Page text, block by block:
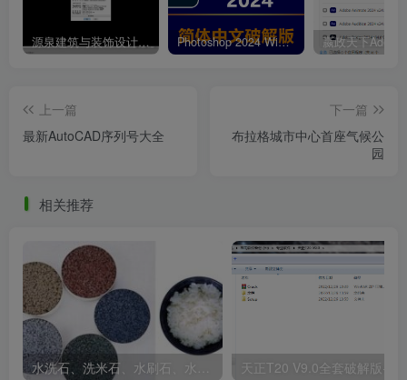
源泉建筑与装饰设计CAD插件工具箱（YQArch 6.7.4） Photoshop 2024 Win|Mac 简体中文破解版安装包下载及安装教程
上一篇
最新AutoCAD序列号大全
下一篇
布拉格城市中心首座气候公
园
相关推荐